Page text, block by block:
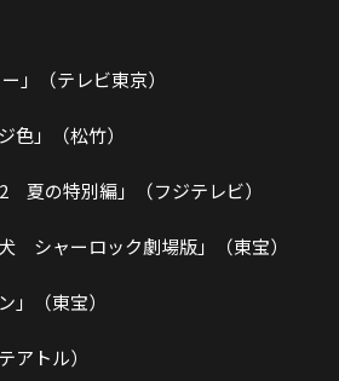
」（テレビ東京）
色」（松竹）
夏の特別編」（フジテレビ）
シャーロック劇場版」（東宝）
」（東宝）
アトル）